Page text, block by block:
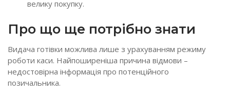
велику покупку.
Про що ще потрібно знати
Видача готівки можлива лише з урахуванням режиму
роботи каси. Найпоширеніша причина відмови –
недостовірна інформація про потенційного
позичальника.